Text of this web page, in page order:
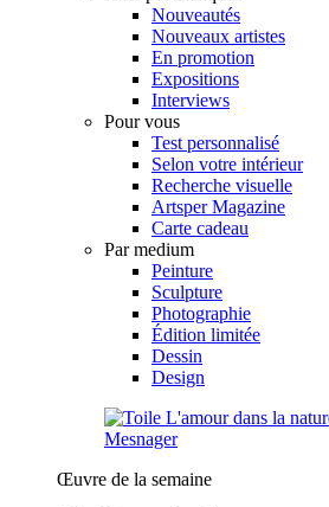
Nouveautés
Nouveaux artistes
En promotion
Expositions
Interviews
Pour vous
Test personnalisé
Selon votre intérieur
Recherche visuelle
Artsper Magazine
Carte cadeau
Par medium
Peinture
Sculpture
Photographie
Édition limitée
Dessin
Design
Œuvre de la semaine